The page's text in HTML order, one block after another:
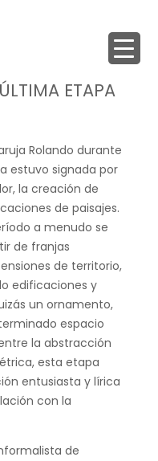
ETAPA
Rolando durante
estuvo signada por
la creación de
de paisajes.
a menudo se
de franjas
de territorio,
edificaciones y
un ornamento,
espacio
la abstracción
esta etapa
entusiasta y lírica
con la
de